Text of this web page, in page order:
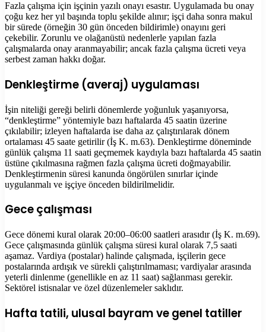
Fazla çalışma için işçinin yazılı onayı esastır. Uygulamada bu onay
çoğu kez her yıl başında toplu şekilde alınır; işçi daha sonra makul
bir sürede (örneğin 30 gün önceden bildirimle) onayını geri
çekebilir. Zorunlu ve olağanüstü nedenlerle yapılan fazla
çalışmalarda onay aranmayabilir; ancak fazla çalışma ücreti veya
serbest zaman hakkı doğar.
Denkleştirme (averaj) uygulaması
İşin niteliği gereği belirli dönemlerde yoğunluk yaşanıyorsa,
“denkleştirme” yöntemiyle bazı haftalarda 45 saatin üzerine
çıkılabilir; izleyen haftalarda ise daha az çalıştırılarak dönem
ortalaması 45 saate getirilir (İş K. m.63). Denkleştirme döneminde
günlük çalışma 11 saati geçmemek kaydıyla bazı haftalarda 45 saatin
üstüne çıkılmasına rağmen fazla çalışma ücreti doğmayabilir.
Denkleştirmenin süresi kanunda öngörülen sınırlar içinde
uygulanmalı ve işçiye önceden bildirilmelidir.
Gece çalışması
Gece dönemi kural olarak 20:00–06:00 saatleri arasıdır (İş K. m.69).
Gece çalışmasında günlük çalışma süresi kural olarak 7,5 saati
aşamaz. Vardiya (postalar) halinde çalışmada, işçilerin gece
postalarında ardışık ve sürekli çalıştırılmaması; vardiyalar arasında
yeterli dinlenme (genellikle en az 11 saat) sağlanması gerekir.
Sektörel istisnalar ve özel düzenlemeler saklıdır.
Hafta tatili, ulusal bayram ve genel tatiller